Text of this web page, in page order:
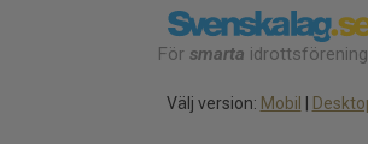
För smarta
Välj version: Mobil